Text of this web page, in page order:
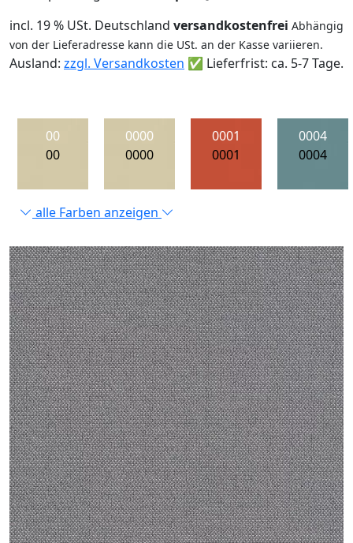
incl. 19 % USt. Deutschland versandkostenfrei Abhängig
von der Lieferadresse kann die USt. an der Kasse variieren.
Ausland: zzgl. Versandkosten ✅ Lieferfrist: ca. 5-7 Tage.
00
00
0000
0000
0001
0001
0004
0004
alle Farben anzeigen